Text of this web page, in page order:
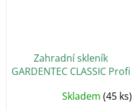
Zahradní skleník
GARDENTEC CLASSIC Profi
Průměrné
hodnoceníSkladem(45 ks)